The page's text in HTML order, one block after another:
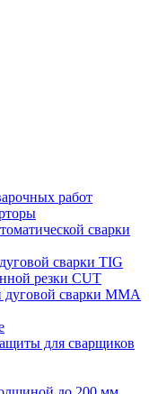
работ
сварки
сварки TIG
резки CUT
сварки MMA
для сварщиков